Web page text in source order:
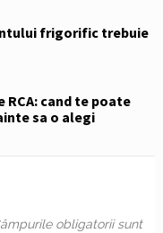
frigorific trebuie
RCA: cand te poate
sa o alegi
obligatorii sunt